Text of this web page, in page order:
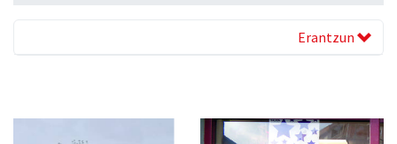
Erantzun